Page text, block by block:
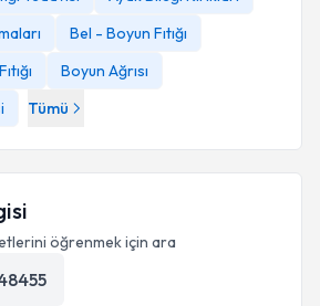
Bel - Boyun Fıtığı
Boyun Ağrısı
Tümü
öğrenmek için ara